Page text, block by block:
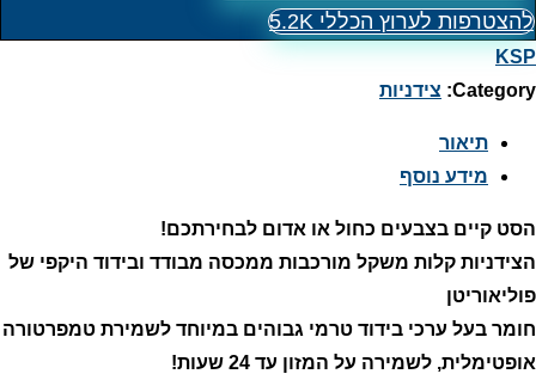
להצטרפות לערוץ הכללי 5.2K
KSP
Category: צידניות
תיאור
מידע נוסף
הסט קיים בצבעים כחול או אדום לבחירתכם!
הצידניות קלות משקל מורכבות ממכסה מבודד ובידוד היקפי של
פוליאוריטן
חומר בעל ערכי בידוד טרמי גבוהים במיוחד לשמירת טמפרטורה
אופטימלית, לשמירה על המזון עד 24 שעות!